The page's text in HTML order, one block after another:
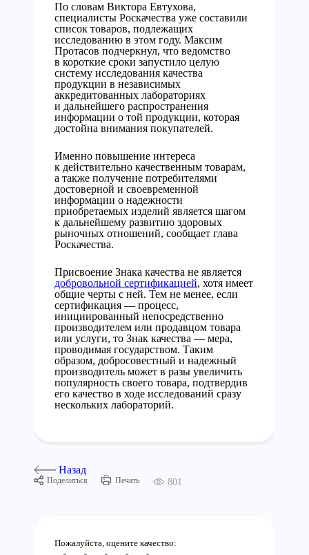
По словам Виктора Евтухова,
специалисты Роскачества уже составили
список товаров, подлежащих
исследованию в этом году. Максим
Протасов подчеркнул, что ведомство
в короткие сроки запустило целую
систему исследования качества
продукции в независимых
аккредитованных лабораториях
и дальнейшего распространения
информации о той продукции, которая
достойна внимания покупателей.
Именно повышение интереса
к действительно качественным товарам,
а также получение потребителями
достоверной и своевременной
информации о надежности
приобретаемых изделий является шагом
к дальнейшему развитию здоровых
рыночных отношений, сообщает глава
Роскачества.
Присвоение Знака качества не является
добровольной сертификацией, хотя имеет
общие черты с ней. Тем не менее, если
сертификация — процесс,
инициированный непосредственно
производителем или продавцом товара
или услуги, то Знак качества — мера,
проводимая государством. Таким
образом, добросовестный и надежный
производитель может в разы увеличить
популярность своего товара, подтвердив
его качество в ходе исследований сразу
нескольких лабораторий.
Назад
Поделиться Печать 801
Пожалуйста, оцените качество: